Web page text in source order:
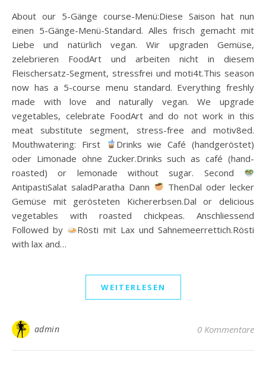
About our 5-Gänge course-Menü:Diese Saison hat nun
einen 5-Gänge-Menü-Standard. Alles frisch gemacht mit
Liebe und natürlich vegan. Wir upgraden Gemüse,
zelebrieren FoodArt und arbeiten nicht in diesem
Fleischersatz-Segment, stressfrei und moti4t.This season
now has a 5-course menu standard. Everything freshly
made with love and naturally vegan. We upgrade
vegetables, celebrate FoodArt and do not work in this
meat substitute segment, stress-free and motiv8ed.
Mouthwatering: First
Drinks wie Café (handgeröstet)
oder Limonade ohne Zucker.Drinks such as café (hand-
roasted) or lemonade without sugar. Second
AntipastiSalat saladParatha Dann
ThenDal oder lecker
Gemüse mit gerösteten Kichererbsen.Dal or delicious
vegetables with roasted chickpeas. Anschliessend
Followed by
Rösti mit Lax und Sahnemeerrettich.Rösti
with lax and…
WEITERLESEN
admin 0 Kommentare